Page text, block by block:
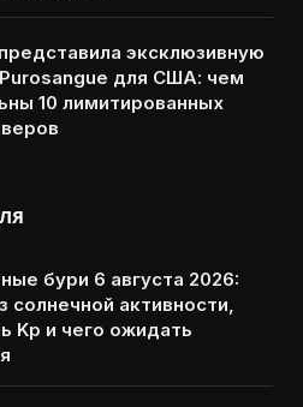
эксклюзивную
для США: чем
10 лимитированных
бури 6 августа 2026:
солнечной активности,
Kp и чего ожидать